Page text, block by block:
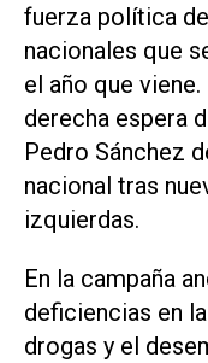
fuerza política
nacionales que
el año ​que
derecha espera
‌Pedro Sánchez
nacional ⁠tras
⁠izquierdas.
En la campaña
deficiencias en
drogas y el